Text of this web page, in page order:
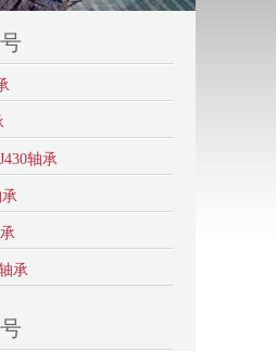
轴承
承
承